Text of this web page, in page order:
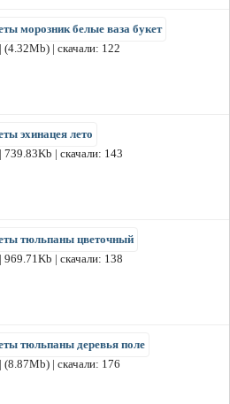
морозник белые ваза букет
| (4.32Mb) | скачали: 122
эхинацея лето
| 739.83Kb | скачали: 143
тюльпаны цветочный
| 969.71Kb | скачали: 138
тюльпаны деревья поле
| (8.87Mb) | скачали: 176